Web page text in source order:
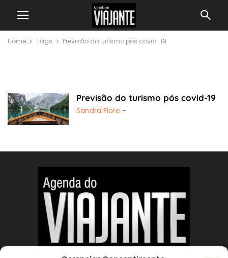
Home Tags Previsão do turismo pós covid-19
Previsão do turismo pós covid-19
Sandra Fiore -